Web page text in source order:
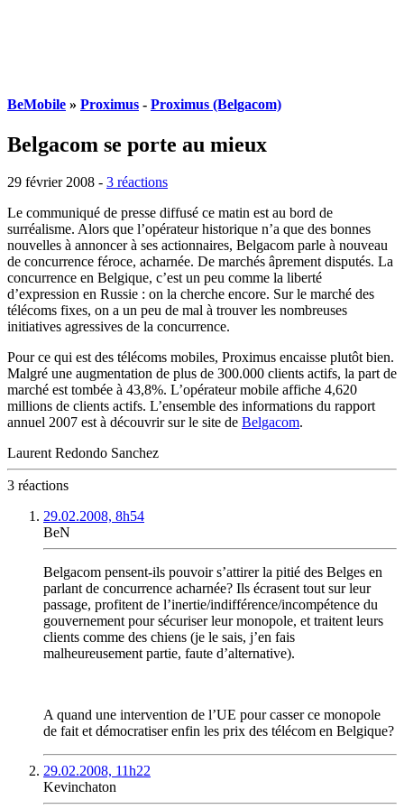
BeMobile » Proximus - Proximus (Belgacom)
Belgacom se porte au mieux
29 février 2008 - 3 réactions
Le communiqué de presse diffusé ce matin est au bord de
surréalisme. Alors que l’opérateur historique n’a que des bonnes
nouvelles à annoncer à ses actionnaires, Belgacom parle à nouveau
de concurrence féroce, acharnée. De marchés âprement disputés. La
concurrence en Belgique, c’est un peu comme la liberté
d’expression en Russie : on la cherche encore. Sur le marché des
télécoms fixes, on a un peu de mal à trouver les nombreuses
initiatives agressives de la concurrence.
Pour ce qui est des télécoms mobiles, Proximus encaisse plutôt bien.
Malgré une augmentation de plus de 300.000 clients actifs, la part de
marché est tombée à 43,8%. L’opérateur mobile affiche 4,620
millions de clients actifs. L’ensemble des informations du rapport
annuel 2007 est à découvrir sur le site de Belgacom.
Laurent Redondo Sanchez
3 réactions
29.02.2008, 8h54
BeN
Belgacom pensent-ils pouvoir s’attirer la pitié des Belges en
parlant de concurrence acharnée? Ils écrasent tout sur leur
passage, profitent de l’inertie/indifférence/incompétence du
gouvernement pour sécuriser leur monopole, et traitent leurs
clients comme des chiens (je le sais, j’en fais
malheureusement partie, faute d’alternative).
A quand une intervention de l’UE pour casser ce monopole
de fait et démocratiser enfin les prix des télécom en Belgique?
29.02.2008, 11h22
Kevinchaton